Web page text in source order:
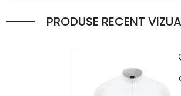
PRODUSE RECENT